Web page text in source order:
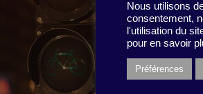
Nous utilisons
consentement,
l'utilisation du
pour en savoir
Préférences